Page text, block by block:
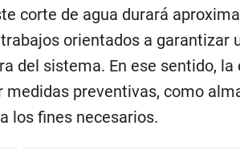
corte de agua durará
orientados a garantizar
del sistema. En ese sentido, la
preventivas, como
los fines necesarios.